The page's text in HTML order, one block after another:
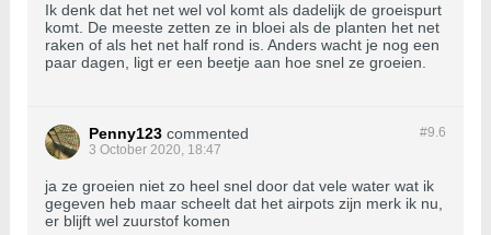
Ik denk dat het net wel vol komt als dadelijk de groeispurt
komt. De meeste zetten ze in bloei als de planten het net
raken of als het net half rond is. Anders wacht je nog een
paar dagen, ligt er een beetje aan hoe snel ze groeien.
#9.6
Penny123 commented
3 October 2020, 18:47
ja ze groeien niet zo heel snel door dat vele water wat ik
gegeven heb maar scheelt dat het airpots zijn merk ik nu,
er blijft wel zuurstof komen